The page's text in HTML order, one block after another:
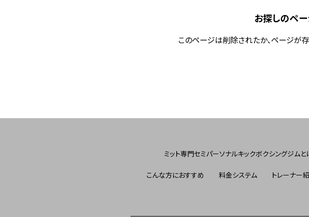
お探しのペー
このページは削除されたか、ページが
ミット専門セミパーソナルキックボクシングジムと
こんな方におすすめ 料金システム トレーナー